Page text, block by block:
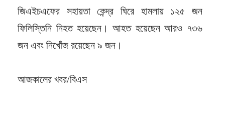
জিএইচএফের সহায়তা কেন্দ্র ঘিরে হামলায় ১২৫ জন
ফিলিস্তিনি নিহত হয়েছেন। আহত হয়েছেন আরও ৭৩৬
জন এবং নিখোঁজ রয়েছেন ৯ জন।
আজকালের খবর/বিএস